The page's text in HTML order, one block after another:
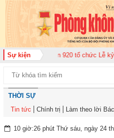
Sự kiệnquân 920 tổ chức Lễ kỷ niệm 50
THỜI SỰ
Tin tức
Chính trị Làm theo lời Bác
10 giờ:26 phút Thứ sáu, ngày 24